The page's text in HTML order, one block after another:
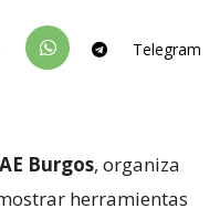
Telegram
Burgos, organiza
herramientas